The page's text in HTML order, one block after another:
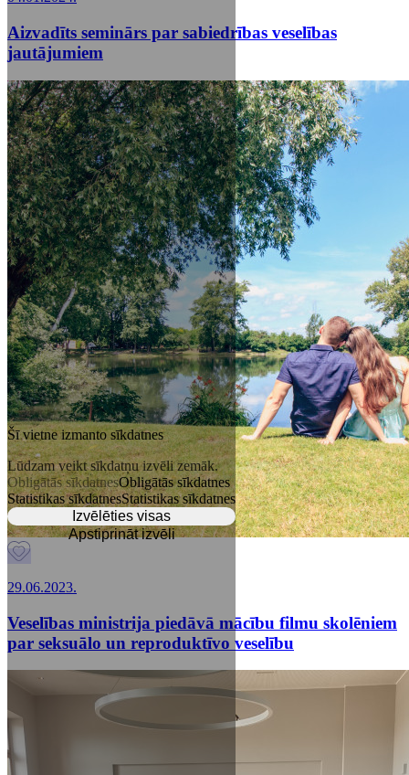
Šī vietne izmanto sīkdatnes
Lūdzam veikt sīkdatņu izvēli zemāk.
Obligātās sīkdatnesObligātās sīkdatnes
Statistikas sīkdatnesStatistikas sīkdatnes
Izvēlēties visas
Apstiprināt izvēli
Aizvadīts seminārs par sabiedrības veselības
jautājumiem
29.06.2023.
Veselības ministrija piedāvā mācību filmu skolēniem
par seksuālo un reproduktīvo veselību